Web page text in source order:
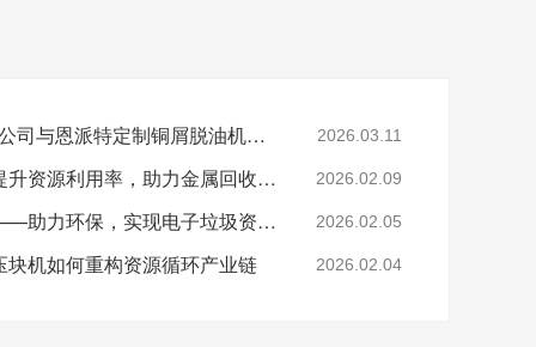
陕西SR新材料股份有限公司与恩派特定制铜屑脱油机案例 2026.03.11
恩派特钢屑压块机——提升资源利用率，助力金属回收产业升级！ 2026.02.09
恩派特电子垃圾破碎机——助力环保，实现电子垃圾资源化关键利器！ 2026.02.05
机如何重构资源循环产业链 2026.02.04